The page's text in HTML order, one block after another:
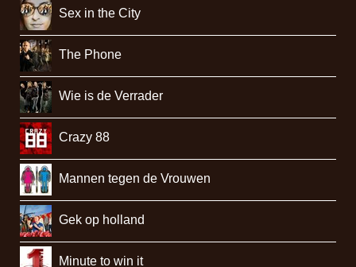
Sex in the City
The Phone
Wie is de Verrader
Crazy 88
Mannen tegen de Vrouwen
Gek op holland
Minute to win it